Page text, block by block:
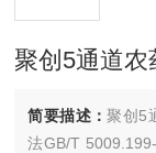
聚创5通道
简要描述：聚创5
法GB/T